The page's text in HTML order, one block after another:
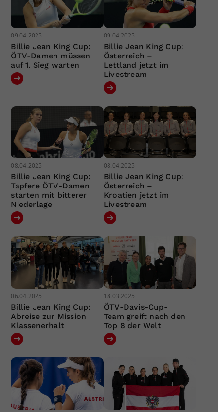
09.04.2025
Billie Jean King Cup:
ÖTV-Damen müssen
auf 1. Sieg warten
09.04.2025
Billie Jean King Cup:
Österreich –
Lettland jetzt im
Livestream
08.04.2025
Billie Jean King Cup:
Tapfere ÖTV-Damen
starten mit bitterer
Niederlage
08.04.2025
Billie Jean King Cup:
Österreich –
Kroatien jetzt im
Livestream
06.04.2025
Billie Jean King Cup:
Abreise zur Mission
Klassenerhalt
18.03.2025
ÖTV-Davis-Cup-
Team greift nach den
Top 8 der Welt